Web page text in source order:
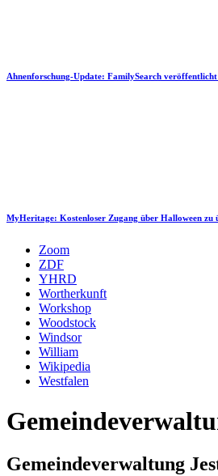
Ahnenforschung-Update: FamilySearch
MyHeritage: Kostenloser Zugang über Halloween
Zoom
ZDF
YHRD
Wortherkunft
Workshop
Woodstock
Windsor
William
Wikipedia
Westfalen
Gemeindeverwaltung